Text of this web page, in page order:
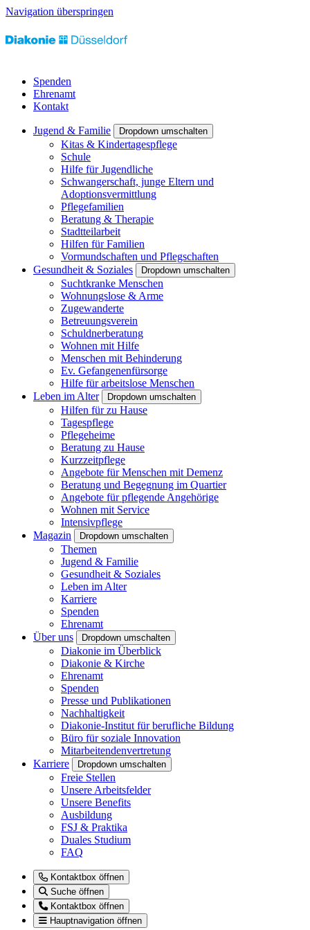
Navigation überspringen
Spenden
Ehrenamt
Kontakt
Jugend & Familie Dropdown umschalten
Kitas & Kindertagespflege
Schule
Hilfe für Jugendliche
Schwangerschaft, junge Eltern und
Adoptionsvermittlung
Pflegefamilien
Beratung & Therapie
Stadtteilarbeit
Hilfen für Familien
Vormundschaften und Pflegschaften
Gesundheit & Soziales
Dropdown umschalten
Suchtkranke Menschen
Wohnungslose & Arme
Zugewanderte
Betreuungsverein
Schuldnerberatung
Wohnen mit Hilfe
Menschen mit Behinderung
Ev. Gefangenenfürsorge
Hilfe für arbeitslose Menschen
Leben im Alter
Dropdown umschalten
Hilfen für zu Hause
Tagespflege
Pflegeheime
Beratung zu Hause
Kurzzeitpflege
Angebote für Menschen mit Demenz
Beratung und Begegnung im Quartier
Angebote für pflegende Angehörige
Wohnen mit Service
Intensivpflege
Magazin
Dropdown umschalten
Themen
Jugend & Familie
Gesundheit & Soziales
Leben im Alter
Karriere
Spenden
Ehrenamt
Über uns
Dropdown umschalten
Diakonie im Überblick
Diakonie & Kirche
Ehrenamt
Spenden
Presse und Publikationen
Nachhaltigkeit
Diakonie-Institut für berufliche Bildung
Büro für soziale Innovation
Mitarbeitendenvertretung
Karriere
Dropdown umschalten
Freie Stellen
Unsere Arbeitsfelder
Unsere Benefits
Ausbildung
FSJ & Praktika
Duales Studium
FAQ
Kontaktbox öffnen
Suche öffnen
Kontaktbox öffnen
Hauptnavigation öffnen